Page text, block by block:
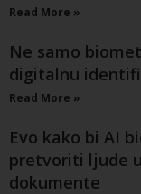
Read More »
Ne samo
digitalnu
Read More »
Evo kako bi AI
pretvoriti ljude
dokumente